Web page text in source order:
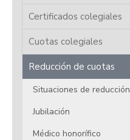
Certificados colegiales
Cuotas colegiales
Reducción de cuotas
Situaciones de reducción
Jubilación
Médico honorífico